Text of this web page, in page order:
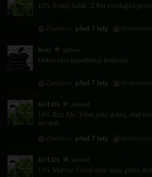
12% Světlý ležák: Z Pet vynikající pivo
před 7 lety
Roxy appleos
Dobré věci nepotřebují hodnotit
před 7 lety
KOLDA android
14% Red Ale: Vůně ještě dobrá, chuť
na opak.
před 7 lety
KOLDA android
13% Malvaz: Černé není moje gusto,